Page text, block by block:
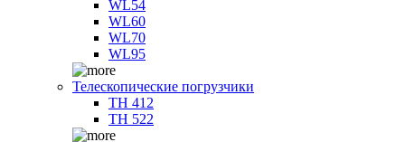
WL54
WL60
WL70
WL95
Телескопические погрузчики
TH 412
TH 522